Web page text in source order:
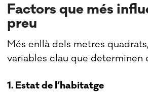
Factors que més
preu
Més enllà dels metres
variables clau que determinen
1. Estat de l’habitatge